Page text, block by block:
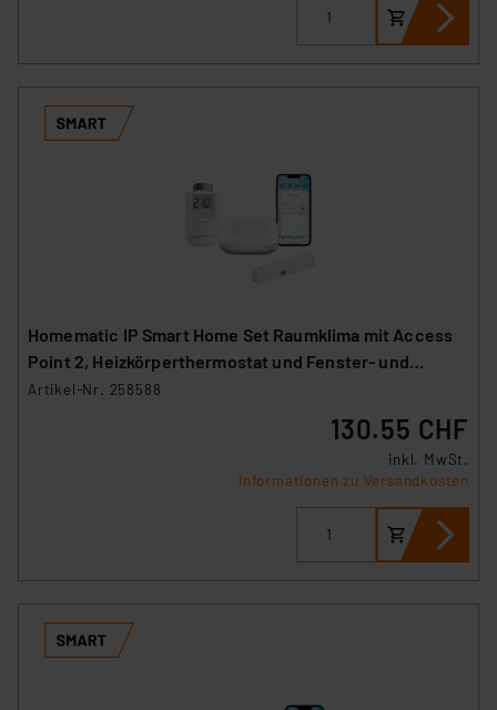
Homematic IP Smart Home Set Raumklima mit Access
Point 2, Heizkörperthermostat und Fenster- und
Türkontakt
Artikel-Nr. 258588
130.55 CHF
inkl. MwSt.
Informationen zu Versandkosten